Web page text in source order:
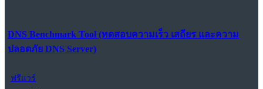
DNS Benchmark Tool (ทดสอบความเร็ว เสถียร และความ
ปลอดภัย DNS Server)
ฟรีแวร์